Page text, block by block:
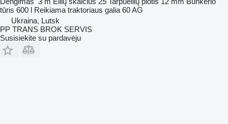
tūris 600 l Reikiama traktoriaus galia 60 AG
Ukraina, Lutsk
PP TRANS BROK SERVIS
Susisiekite su pardavėju